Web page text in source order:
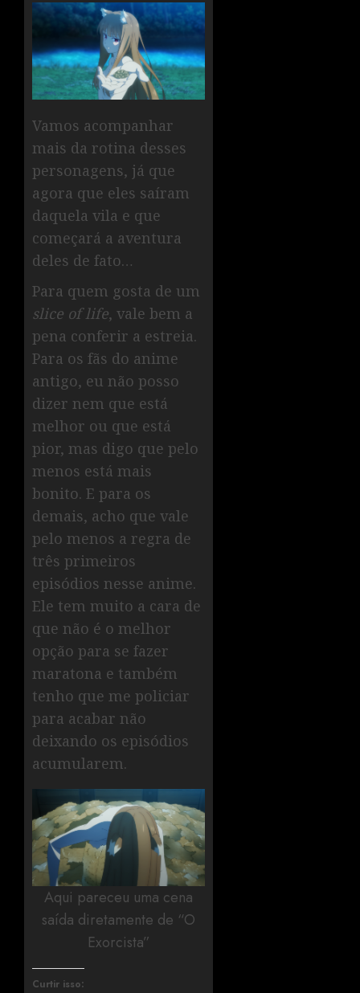
Vamos acompanhar
mais da rotina desses
personagens, já que
agora que eles saíram
daquela vila e que
começará a aventura
deles de fato…
Para quem gosta de um
slice of life, vale bem a
pena conferir a estreia.
Para os fãs do anime
antigo, eu não posso
dizer nem que está
melhor ou que está
pior, mas digo que pelo
menos está mais
bonito. E para os
demais, acho que vale
pelo menos a regra de
três primeiros
episódios nesse anime.
Ele tem muito a cara de
que não é o melhor
opção para se fazer
maratona e também
tenho que me policiar
para acabar não
deixando os episódios
acumularem.
Aqui pareceu uma cena
saída diretamente de “O
Exorcista”
Curtir isso: